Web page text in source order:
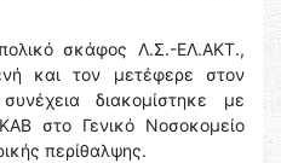
σκάφος Λ.Σ.-ΕΛ.ΑΚΤ.,
και τον μετέφερε στον
διακομίστηκε με
στο Γενικό Νοσοκομείο
περίθαλψης.